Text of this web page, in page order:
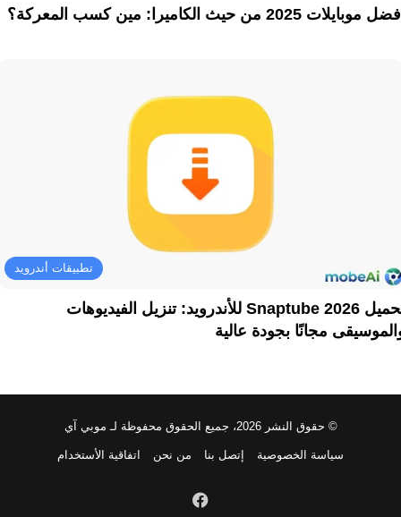
موبايلات 2025 من حيث الكاميرا: مين كسب المعركة؟
تطبيقات أندرويد
تحميل Snaptube 2026 للأندرويد: تنزيل الفيديوهات
مجانًا بجودة عالية
© حقوق النشر 2026، جميع الحقوق محفوظة لـ موبي آي
سياسة الخصوصية إتصل بنا من نحن اتفاقية الأستخدام